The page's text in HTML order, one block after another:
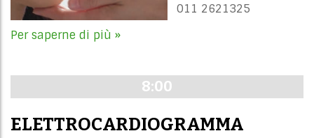
011 2621325
Per saperne di più »
8:00
ELETTROCARDIOGRAMMA